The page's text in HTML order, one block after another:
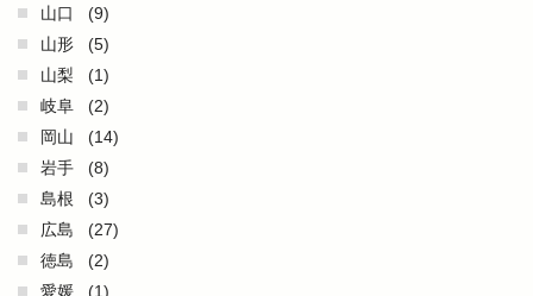
山口
(9)
山形
(5)
山梨
(1)
岐阜
(2)
岡山
(14)
岩手
(8)
島根
(3)
広島
(27)
徳島
(2)
愛媛
(1)